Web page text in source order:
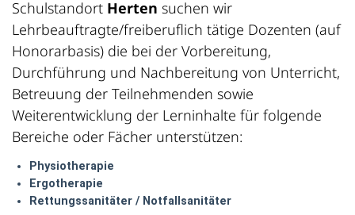
Schulstandort Herten suchen wir
Lehrbeauftragte/freiberuflich tätige Dozenten (auf
Honorarbasis) die bei der Vorbereitung,
Durchführung und Nachbereitung von Unterricht,
Betreuung der Teilnehmenden sowie
Weiterentwicklung der Lerninhalte für folgende
Bereiche oder Fächer unterstützen:
Physiotherapie
Ergotherapie
Rettungssanitäter / Notfallsanitäter